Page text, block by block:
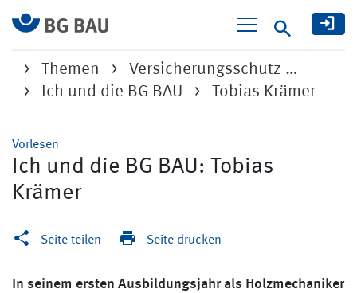
Suche
Themen
Versicherungsschutz …
Ich und die BG BAU
Tobias Krämer
Vorlesen
Ich und die BG BAU: Tobias
Krämer
Seite teilen Seite drucken
In seinem ersten Ausbildungsjahr als Holzmechaniker